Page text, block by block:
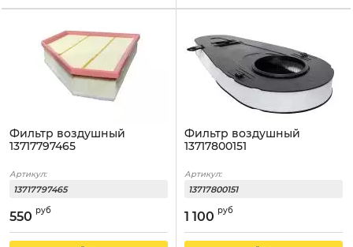
Фильтр воздушный
13717797465
Артикул:
13717797465
550 руб
Фильтр воздушный
13717800151
Артикул:
13717800151
1 100 руб